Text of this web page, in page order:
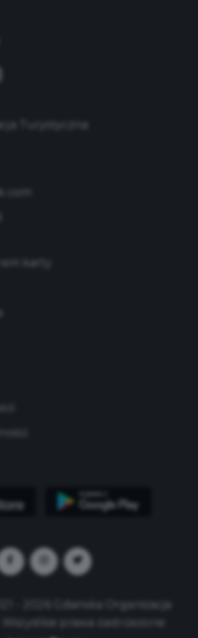
Turystyczna
karty
- 2026 Gdańska Organizacja
Wszystkie prawa zastrzeżone